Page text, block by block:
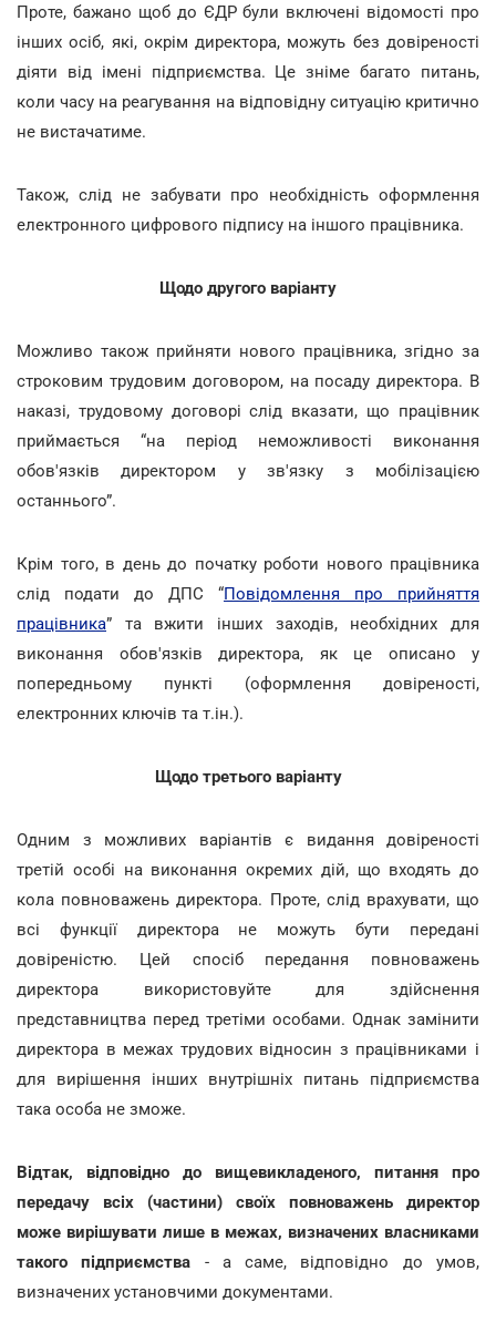
Проте, бажано щоб до ЄДР були включені відомості про
інших осіб, які, окрім директора, можуть без довіреності
діяти від імені підприємства. Це зніме багато питань,
коли часу на реагування на відповідну ситуацію критично
не вистачатиме.
Також, слід не забувати про необхідність оформлення
електронного цифрового підпису нa іншого працівника.
Щодо другого варіанту
Можливо також прийняти нового працівника, згідно за
строковим трудовим договором, нa посаду директора. В
наказі, трудовому договорі слід вказати, що працівник
приймається “на період неможливості виконання
обов'язків директором у зв'язку з мобілізацією
останнього”.
Крім того, в день до початку роботи нового працівника
слід подати до ДПС “Повідомлення про прийняття
працівника” та вжити інших заходів, необхідних для
виконання обов'язків директора, як це описано у
попередньому пункті (оформлення довіреності,
електронних ключів та т.ін.).
Щодо третього варіанту
Одним з можливих варіантів є видання довіреності
третій особі на виконання окремих дій, що входять до
кола повноважень директора. Проте, слід врахувати, що
всі функції директора не можуть бути передані
довіреністю. Цей спосіб передання повноважень
директора використовуйте для здійснення
представництва перед третіми особами. Однак замінити
директора в межах трудових відносин з працівниками і
для вирішення інших внутрішніх питань підприємства
така особа не зможе.
Відтак, відповідно до вищевикладеного, питання про
передачу всіх (частини) своїх повноважень директор
може вирішувати лише в межах, визначених власниками
такого підприємства - а саме, відповідно до умов,
визначених установчими документами.